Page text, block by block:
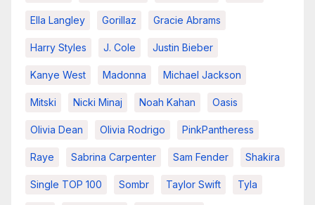
Ella Langley Gorillaz Gracie Abrams
Harry Styles J. Cole Justin Bieber
Kanye West Madonna Michael Jackson
Mitski Nicki Minaj Noah Kahan Oasis
Olivia Dean Olivia Rodrigo PinkPantheress
Raye Sabrina Carpenter Sam Fender Shakira
Single TOP 100 Sombr Taylor Swift Tyla